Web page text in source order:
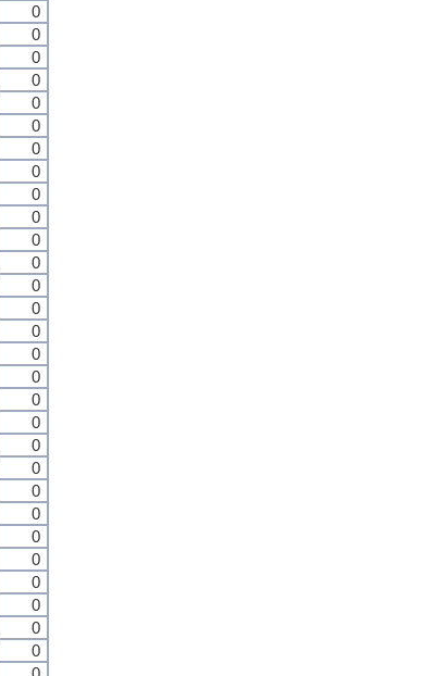
0
0
0
0
0
0
0
0
0
0
0
0
0
0
0
0
0
0
0
0
0
0
0
0
0
0
0
0
0